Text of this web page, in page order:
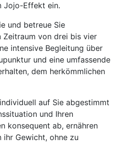
Jojo-Effekt ein.
und betreue Sie
Zeitraum von drei bis vier
intensive Begleitung über
und eine umfassende
dem herkömmlichen
auf Sie abgestimmt
und Ihren
konsequent ab, ernähren
ihr Gewicht, ohne zu